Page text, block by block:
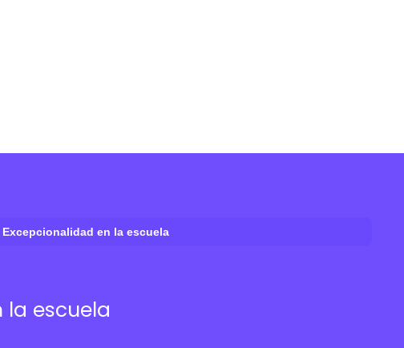
en la escuela
la escuela